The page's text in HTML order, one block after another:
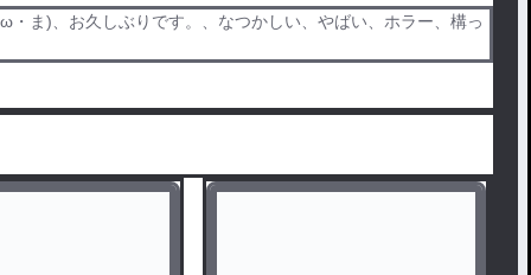
ま)、お久しぶりです。、なつかしい、やばい、ホラー、構っ